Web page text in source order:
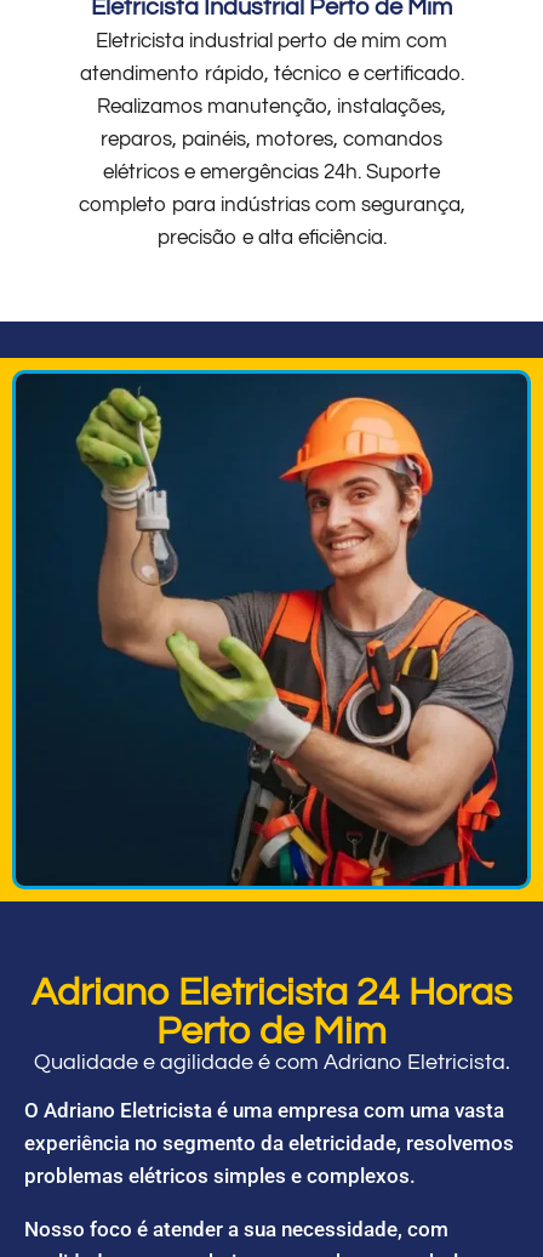
Eletricista Industrial Perto de Mim
Eletricista industrial perto de mim com
atendimento rápido, técnico e certificado.
Realizamos manutenção, instalações,
reparos, painéis, motores, comandos
elétricos e emergências 24h. Suporte
completo para indústrias com segurança,
precisão e alta eficiência.
Adriano Eletricista 24 Horas
Perto de Mim
Qualidade e agilidade é com Adriano Eletricista.
O Adriano Eletricista é uma empresa com uma vasta
experiência no segmento da eletricidade, resolvemos
problemas elétricos simples e complexos.
Nosso foco é atender a sua necessidade, com